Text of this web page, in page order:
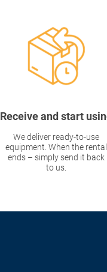
Receive and start
We deliver ready-to-use
equipment. When the rental
ends – simply send it back
to us.